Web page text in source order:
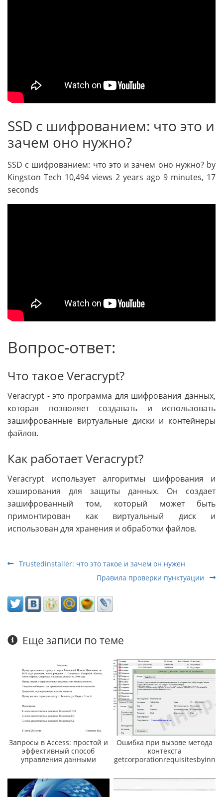
SSD с шифрованием: что это и
зачем оно нужно?
SSD с шифрованием: что это и зачем оно нужно? by
Kingston Tech 10,494 views 2 years ago 9 minutes, 17
seconds
Вопрос-ответ:
Что такое Veracrypt?
Veracrypt - это программа для шифрования данных,
которая позволяет создавать и использовать
зашифрованные виртуальные диски и контейнеры
файлов.
Как работает Veracrypt?
Veracrypt использует алгоритмы шифрования и
хэширования для защиты данных. Он создает
зашифрованный том, который может быть
примонтирован как виртуальный диск и
использован для хранения и обработки файлов.
Trustedinstaller: что это такое и зачем он нужен
Правила проверки пунктуации
Еще записи по теме
Запросы в Access: простой и
эффективный способ
управления данными
Ошибка при вызове метода
контекста
getcorporationrequisitesbyinn